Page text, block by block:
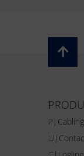
P|Cabling